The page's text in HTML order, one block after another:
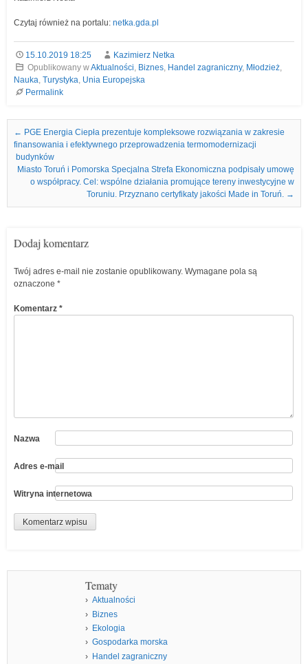
Czytaj również na portalu: netka.gda.pl
15.10.2019 18:25
Kazimierz Netka
Opublikowany wAktualności, Biznes, Handel zagraniczny, Młodzież,
Nauka, Turystyka, Unia Europejska
Permalink
Nawigacja we wpisach
← PGE Energia Ciepła prezentuje kompleksowe rozwiązania w zakresie
finansowania i efektywnego przeprowadzenia termomodernizacji
budynków
Miasto Toruń i Pomorska Specjalna Strefa Ekonomiczna podpisały umowę
o współpracy. Cel: wspólne działania promujące tereny inwestycyjne w
Toruniu. Przyznano certyfikaty jakości Made in Toruń. →
Dodaj komentarz
Twój adres e-mail nie zostanie opublikowany. Wymagane pola są
oznaczone *
Komentarz *
Nazwa
Adres e-mail
Witryna internetowa
Tematy
Aktualności
Biznes
Ekologia
Gospodarka morska
Handel zagraniczny